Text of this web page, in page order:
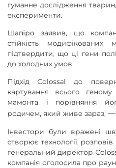
гуманне дослідження
експерименти.
Шапіро заявив, що
стійкість
підтвердити, що ці гени
до холодних умов.
Підхід Colossal до
картування всього
мамонта і порівняння
родичем, який живе зараз, —
Інвестори були вражені
створює технології,
генеральний директор
компанія оголосила про